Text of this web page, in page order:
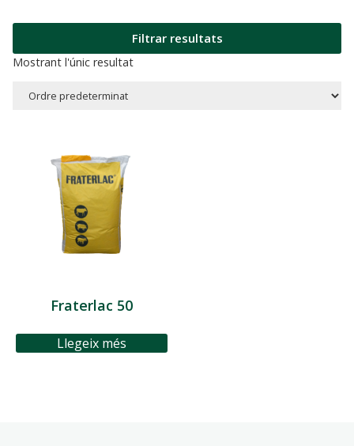
Filtrar resultats
Mostrant l'únic resultat
Fraterlac 50
Llegeix més